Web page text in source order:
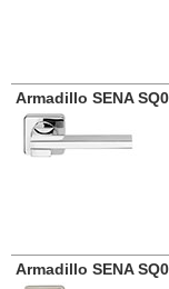
Armadillo SENA
Armadillo SENA